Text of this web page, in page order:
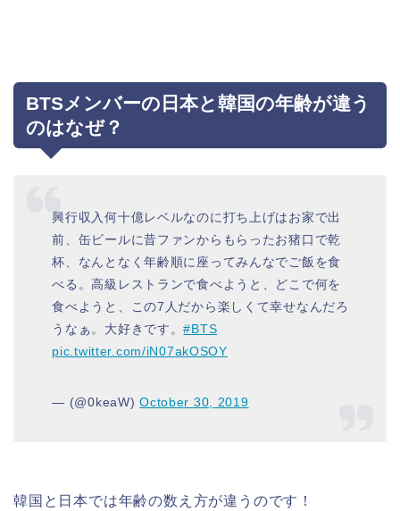
BTSメンバーの日本と韓国の年齢が違う
のはなぜ？
興行収入何十億レベルなのに打ち上げはお家で出
前、缶ビールに昔ファンからもらったお猪口で乾
杯、なんとなく年齢順に座ってみんなでご飯を食
べる。高級レストランで食べようと、どこで何を
食べようと、この7人だから楽しくて幸せなんだろ
うなぁ。大好きです。#BTS
pic.twitter.com/iN07akOSOY
— (@0keaW)October 30, 2019
韓国と日本では年齢の数え方が違うのです！